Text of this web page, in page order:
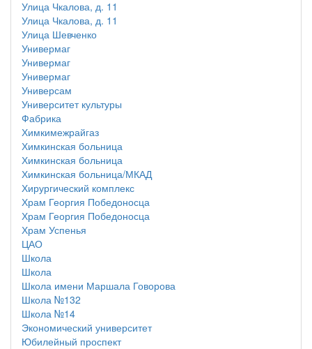
Улица Чкалова, д. 11
Улица Чкалова, д. 11
Улица Шевченко
Универмаг
Универмаг
Универмаг
Универсам
Университет культуры
Фабрика
Химкимежрайгаз
Химкинская больница
Химкинская больница
Химкинская больница/МКАД
Хирургический комплекс
Храм Георгия Победоносца
Храм Георгия Победоносца
Храм Успенья
ЦАО
Школа
Школа
Школа имени Маршала Говорова
Школа №132
Школа №14
Экономический университет
Юбилейный проспект